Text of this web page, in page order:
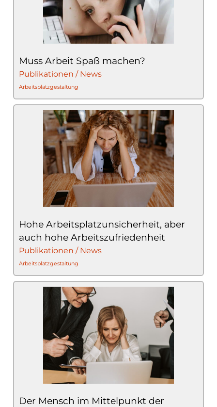
Muss Arbeit Spaß machen?
Publikationen / News
Arbeitsplatzgestaltung
Hohe Arbeitsplatzunsicherheit, aber
auch hohe Arbeitszufriedenheit
Publikationen / News
Arbeitsplatzgestaltung
Der Mensch im Mittelpunkt der